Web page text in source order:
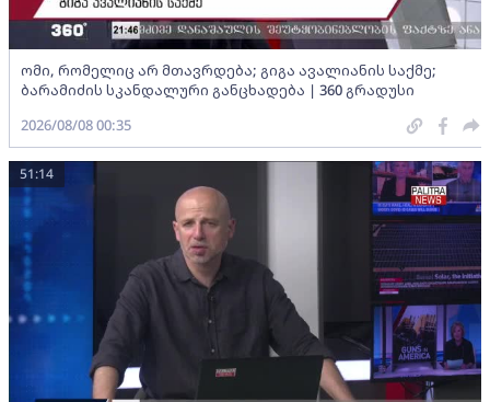
ომი, რომელიც არ მთავრდება; გიგა ავალიანის საქმე;
ბარამიძის სკანდალური განცხადება | 360 გრადუსი
2026/08/08 00:35
51:14